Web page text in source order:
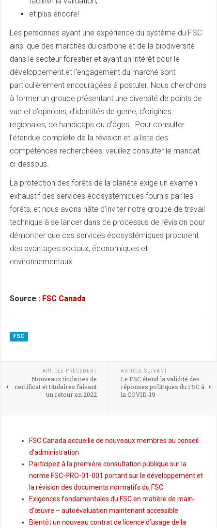
et plus encore!
Les personnes ayant une expérience du système du FSC
ainsi que des marchés du carbone et de la biodiversité
dans le secteur forestier et ayant un intérêt pour le
développement et l’engagement du marché sont
particulièrement encouragées à postuler. Nous cherchons
à former un groupe présentant une diversité de points de
vue et d’opinions, d’identités de genre, d’origines
régionales, de handicaps ou d’âges. Pour consulter
l’étendue complète de la révision et la liste des
compétences recherchées, veuillez consulter le mandat
ci-dessous.
La protection des forêts de la planète exige un examen
exhaustif des services écosystémiques fournis par les
forêts, et nous avons hâte d’inviter notre groupe de travail
technique à se lancer dans ce processus de révision pour
démontrer que ces services écosystémiques procurent
des avantages sociaux, économiques et
environnementaux.
Source : FSC Canada
FSC
ARTICLE PRÉCÉDENT
Nouveaux titulaires de
certificat et titulaires faisant
un retour en 2022
ARTICLE SUIVANT
Le FSC étend la validité des
réponses politiques du FSC à
la COVID-19
FSC Canada accueille de nouveaux membres au conseil
d'administration
Participez à la première consultation publique sur la
norme FSC-PRO-01-001 portant sur le développement et
la révision des documents normatifs du FSC
Exigences fondamentales du FSC en matière de main-
d’œuvre – autoévaluation maintenant accessible
Bientôt un nouveau contrat de licence d’usage de la